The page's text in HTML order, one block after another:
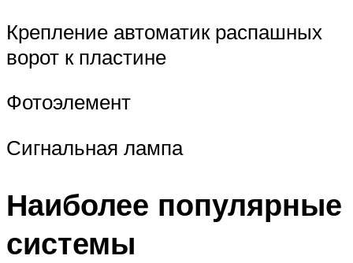
Крепление автоматик распашных
ворот к пластине
Фотоэлемент
Сигнальная лампа
Наиболее популярные
системы